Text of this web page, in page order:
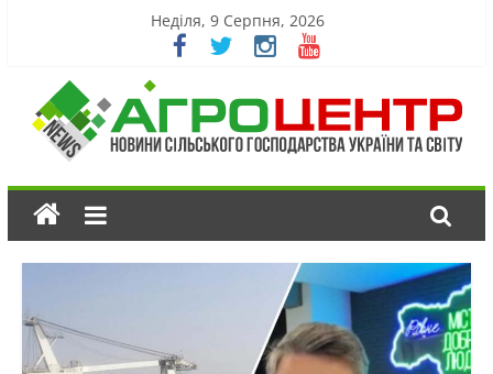
Неділя, 9 Серпня, 2026